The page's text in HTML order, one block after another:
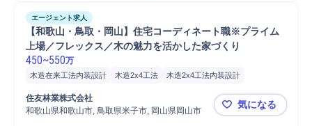
エージェント求人
【和歌山・鳥取・岡山】住宅コーディネート職※プライム
上場／フレックス／木の魅力を活かした家づくり
450~550万
木造在来工法内装設計 木造2x4工法
木造2x4工法内装設計
木造在来工法
家具/インテリア
インテリア
注文住宅
住友林業株式会社
和歌山県和歌山市, 鳥取県米子市, 岡山県岡山市
【和歌山・
気になる